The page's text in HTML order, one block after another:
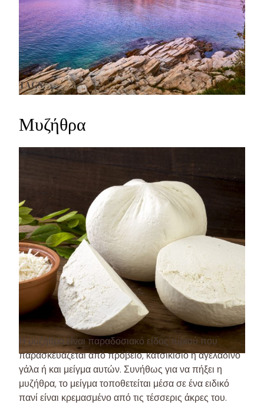
TAGS:
Μυζήθρα
Η μυζήθρα είναι παραδοσιακό είδος τυριού που
παρασκευάζεται από πρόβειο, κατσικίσιο ή αγελαδινό
γάλα ή και μείγμα αυτών. Συνήθως για να πήξει η
μυζήθρα, το μείγμα τοποθετείται μέσα σε ένα ειδικό
πανί είναι κρεμασμένο από τις τέσσερις άκρες του.